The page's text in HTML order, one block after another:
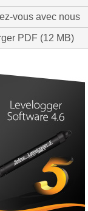
vous avec nous
PDF (12 MB)